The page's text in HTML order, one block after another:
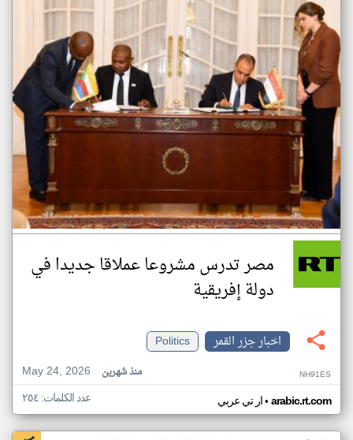
مصر تدرس مشروعا عملاقا جديدا في
دولة إفريقية
اخبار جزر القمر
Politics
May 24, 2026
منذ شهرين NH91ES
ار تي عربي• arabic.rt.com عدد الكلمات: ٢٥٤